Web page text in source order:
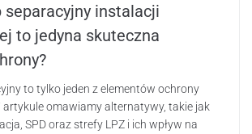
separacyjny instalacji
to jedyna skuteczna
to tylko jeden z elementów ochrony
artykule omawiamy alternatywy, takie jak
SPD oraz strefy LPZ i ich wpływ na